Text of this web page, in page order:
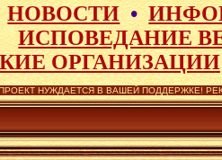
НОВОСТИ•
ИСПОВЕДАНИЕ
ОРГАНИЗАЦИИ
НУЖДАЕТСЯ В ВАШЕЙ ПОДДЕРЖКЕ!